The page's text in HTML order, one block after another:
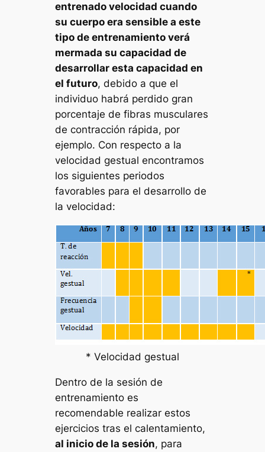
entrenado velocidad cuando
su cuerpo era sensible a este
tipo de entrenamiento verá
mermada su capacidad de
desarrollar esta capacidad en
el futuro, debido a que el
individuo habrá perdido gran
porcentaje de fibras musculares
de contracción rápida, por
ejemplo. Con respecto a la
velocidad gestual encontramos
los siguientes periodos
favorables para el desarrollo de
la velocidad:
* Velocidad gestual
Dentro de la sesión de
entrenamiento es
recomendable realizar estos
ejercicios tras el calentamiento,
al inicio de la sesión, para